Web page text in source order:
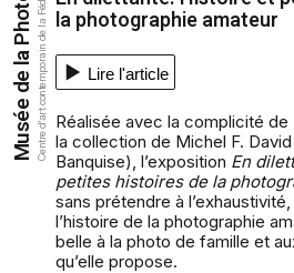
la photographie amateur
Lire l'article
Réalisée avec la complicité
la collection de Michel F.
Banquise), l’exposition En
petites histoires de la
sans prétendre à
l’histoire de la photographie
belle à la photo de famille et
qu’elle propose.